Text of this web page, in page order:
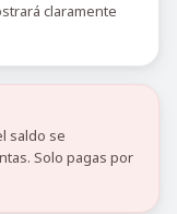
claramente
saldo se
Solo pagas por